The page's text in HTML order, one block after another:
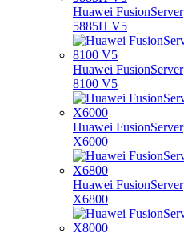
Huawei FusionServer
5885H V5
Huawei FusionServer
8100 V5
Huawei FusionServer
X6000
Huawei FusionServer
X6800